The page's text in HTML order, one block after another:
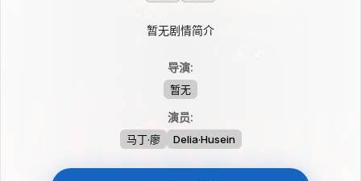
暂无剧情简介
导演:
暂无
演员:
马丁·廖 Delia·Husein